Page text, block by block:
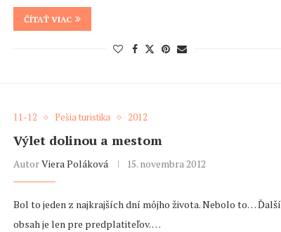
ČÍTAŤ VIAC
11-12 Pešia turistika 2012
Výlet dolinou a mestom
AutorViera Poláková 15. novembra 2012
Bol to jeden z najkrajších dní môjho života. Nebolo to… Ďalší
obsah je len pre predplatiteľov. …